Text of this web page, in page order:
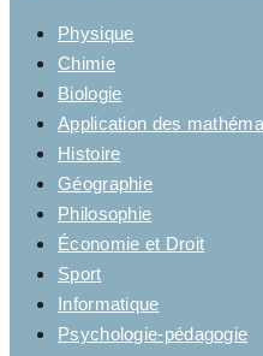
Physique
Chimie
Biologie
Application des
Histoire
Géographie
Philosophie
Économie et Droit
Sport
Informatique
Psychologie-pédagogie